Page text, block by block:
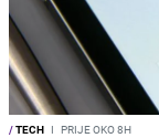
/TECH I PRIJE OKO 8H